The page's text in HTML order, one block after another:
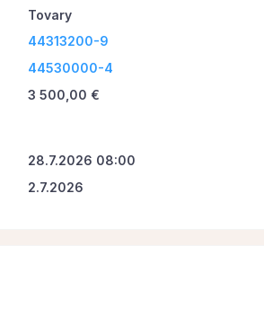
Tovary
44313200-9
44530000-4
3 500,00 €
28.7.2026 08:00
2.7.2026